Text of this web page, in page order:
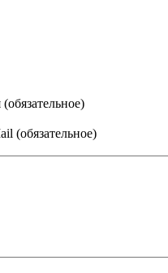
(обязательное)